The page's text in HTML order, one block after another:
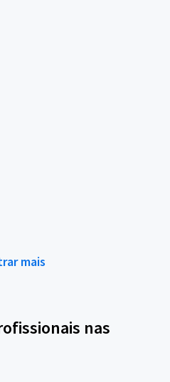
mais
nas